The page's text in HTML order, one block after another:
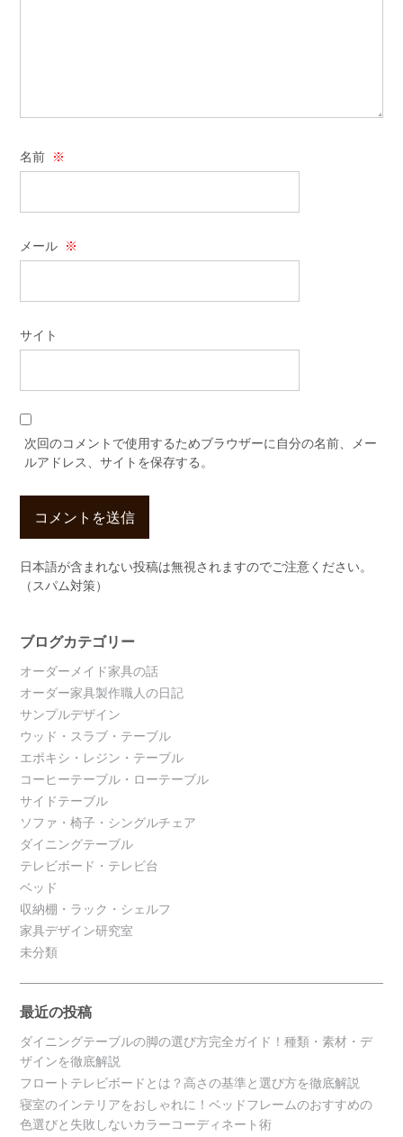
名前 ※
メール ※
サイト
次回のコメントで使用するためブラウザーに自分の名前、メー
ルアドレス、サイトを保存する。
日本語が含まれない投稿は無視されますのでご注意ください。
（スパム対策）
ブログカテゴリー
オーダーメイド家具の話
オーダー家具製作職人の日記
サンプルデザイン
ウッド・スラブ・テーブル
エポキシ・レジン・テーブル
コーヒーテーブル・ローテーブル
サイドテーブル
ソファ・椅子・シングルチェア
ダイニングテーブル
テレビボード・テレビ台
ベッド
収納棚・ラック・シェルフ
家具デザイン研究室
未分類
最近の投稿
ダイニングテーブルの脚の選び方完全ガイド！種類・素材・デ
ザインを徹底解説
フロートテレビボードとは？高さの基準と選び方を徹底解説
寝室のインテリアをおしゃれに！ベッドフレームのおすすめの
色選びと失敗しないカラーコーディネート術